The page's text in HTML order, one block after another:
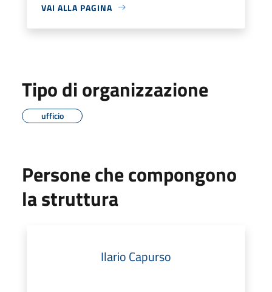
VAI ALLA PAGINA
Tipo di organizzazione
ufficio
Persone che compongono
la struttura
Ilario Capurso